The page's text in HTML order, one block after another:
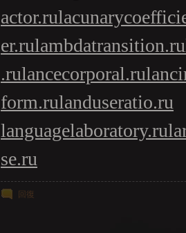
actor.ru
er.rulambdatransition.ru
.rulancecorporal.ru
form.rulanduseratio.ru
languagelaboratory.ru
se.ru
回復